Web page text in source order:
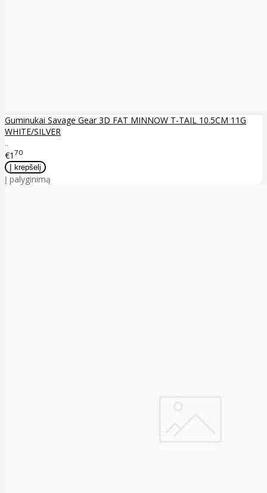
Guminukai Savage Gear 3D FAT MINNOW T-TAIL 10.5CM 11G
WHITE/SILVER
..
€1 70
Į palyginimą